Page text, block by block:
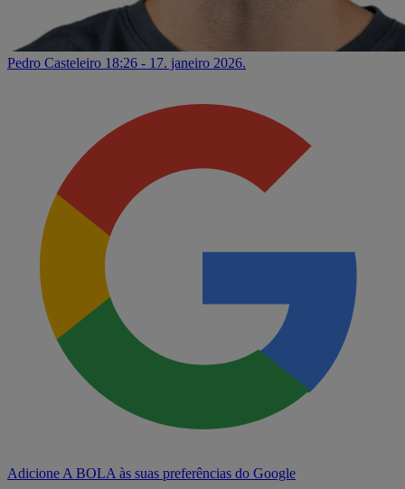
Pedro Casteleiro 18:26 - 17. janeiro 2026.
Adicione A BOLA às suas preferências do Google